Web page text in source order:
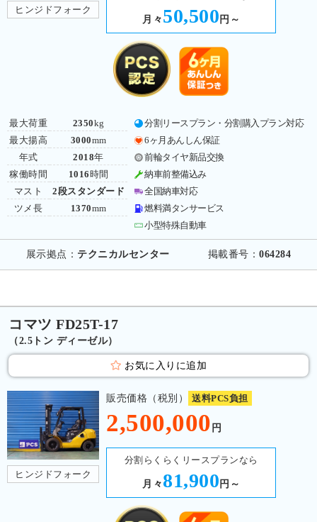
ヒンジドフォーク
月々 50,500 円～
最大荷重
最大揚高
年式
稼働時間
マスト
ツメ長
2350kg
3000mm
2018年
1016 時間
2段スタンダード
1370mm
分割リースプラン・分割購入プラン対応
6ヶ月あんしん保証
前輪タイヤ新品交換
納車前整備込み
全国納車対応
燃料満タンサービス
小型特殊自動車
展示拠点： テクニカルセンター 掲載番号：064284
コマツ FD25T-17
（2.5トン ディーゼル）
お気に入りに追加
ヒンジドフォーク
販売価格（税別） 送料PCS負担
2,500,000 円
分割らくらくリースプランなら
月々 81,900 円～